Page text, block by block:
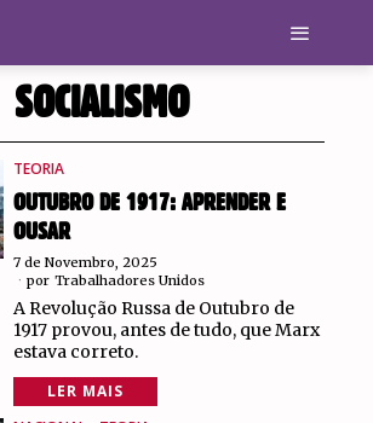
SOCIALISMO
TEORIA
OUTUBRO DE 1917: APRENDER E
OUSAR
7 de Novembro, 2025
por Trabalhadores Unidos
A Revolução Russa de Outubro de
1917 provou, antes de tudo, que Marx
estava correto.
LER MAIS